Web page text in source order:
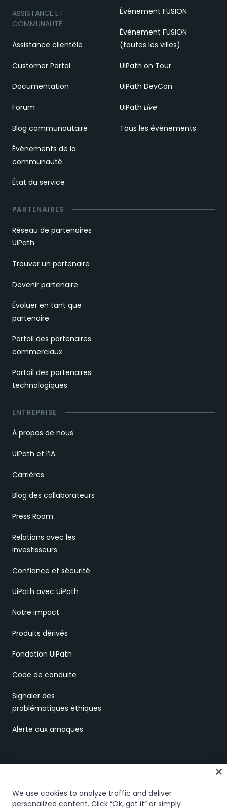
ASSISTANCE ET
COMMUNAUTÉ
Assistance clientèle
Customer Portal
Documentation
Forum
Blog communautaire
Événements de la
communauté
État du service
Événement FUSION
Événement FUSION
(toutes les villes)
UiPath on Tour
UiPath DevCon
UiPath Live
Tous les évènements
PARTENAIRES
Réseau de partenaires
UiPath
Trouver un partenaire
Devenir partenaire
Évoluer en tant que
partenaire
Portail des partenaires
commerciaux
Portail des partenaires
technologiques
ENTREPRISE
À propos de nous
UiPath et l’IA
Carrières
Blog des collaborateurs
Press Room
Relations avec les
investisseurs
Confiance et sécurité
UiPath avec UiPath
Notre impact
Produits dérivés
Fondation UiPath
Code de conduite
Signaler des
problématiques éthiques
Alerte aux arnaques
We use cookies to analyze traffic and deliver
personalized content. Click “Ok, got it” or simply